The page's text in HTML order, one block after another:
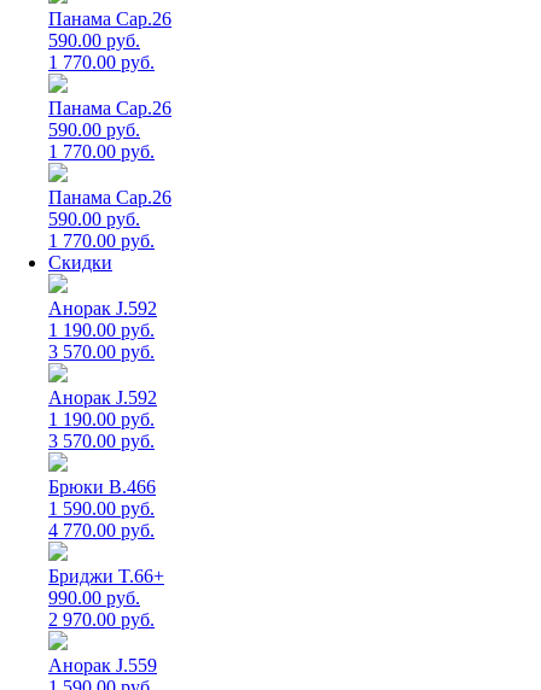
Панама Cap.26
590.00 руб.
1 770.00 руб.
Панама Cap.26
590.00 руб.
1 770.00 руб.
Панама Cap.26
590.00 руб.
1 770.00 руб.
Скидки
Анорак J.592
1 190.00 руб.
3 570.00 руб.
Анорак J.592
1 190.00 руб.
3 570.00 руб.
Брюки B.466
1 590.00 руб.
4 770.00 руб.
Бриджи T.66+
990.00 руб.
2 970.00 руб.
Анорак J.559